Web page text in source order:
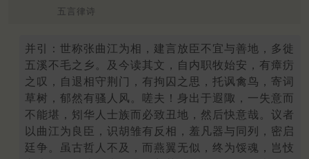
五言律诗
并引：世称张曲江为相，建言放臣不宜与善地，多徙
五溪不毛之乡。及今读其文，自内职牧始安，有瘴疠
之叹，自退相守荆门，有拘囚之思，托讽禽鸟，寄词
草树，郁然有骚人风。嗟夫！身出于遐陬，一失意而
不能堪，矧华人士族而必致丑地，然后快意哉。议者
以曲江为良臣，识胡雏有反相，羞凡器与同列，密启
廷争。虽古哲人不及，而燕翼无似，终为馁魂，岂忮